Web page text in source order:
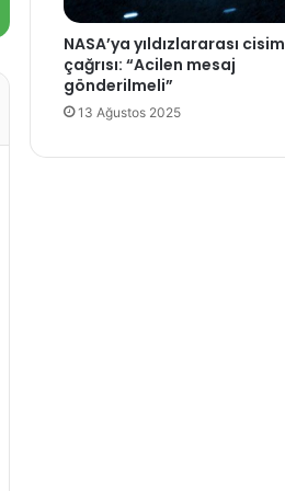
k
NASA’ya yıldızlararası cisim
çağrısı: “Acilen mesaj
gönderilmeli”
13 Ağustos 2025